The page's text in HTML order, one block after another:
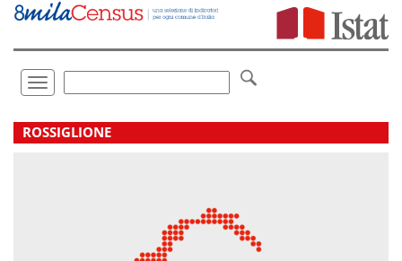
Vai
direttamente
Toggle
navigation
.
ROSSIGLIONE